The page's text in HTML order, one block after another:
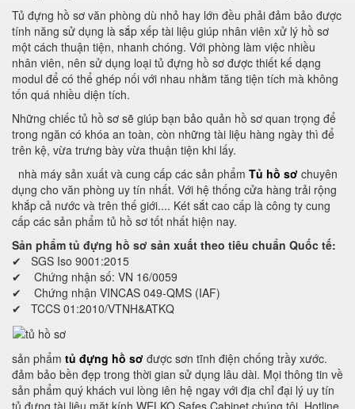
Tủ đựng hồ sơ văn phòng dù nhỏ hay lớn đều phải đảm bảo được
tính năng sử dụng là sắp xếp tài liệu giúp nhân viên xử lý hồ sơ
một cách thuận tiện, nhanh chóng. Với phòng làm việc nhiều
nhân viên, nên sử dụng loại tủ đựng hồ sơ được thiết kế dạng
modul để có thể ghép nối với nhau nhằm tăng tiện tích mà không
tốn quá nhiều diện tích.
Những chiếc tủ hồ sơ sẽ giúp bạn bảo quản hồ sơ quan trọng để
trong ngăn có khóa an toàn, còn những tài liệu hàng ngày thì để
trên kệ, vừa trưng bày vừa thuận tiện khi lấy.
nhà máy sản xuất và cung cấp các sản phẩm Tủ hồ sơ chuyên
dụng cho văn phòng uy tín nhất. Với hệ thống cửa hàng trải rộng
khắp cả nước và trên thế giới.... Két sắt cao cấp là công ty cung
cấp các sản phẩm tủ hồ sơ tốt nhất hiện nay.
Sản phẩm tủ đựng hồ sơ sản xuất theo tiêu chuẩn Quốc tế:
✔ SGS Iso 9001:2015
✔ Chứng nhận số: VN 16/0059
✔ Chứng nhận VINCAS 049-QMS (IAF)
✔ TCCS 01:2010/VTNH&ATKQ
sản phẩm tủ đựng hồ sơ được sơn tĩnh điện chống trầy xước.
đảm bảo bền đẹp trong thời gian sử dụng lâu dài. Mọi thông tin về
sản phẩm quý khách vui lòng iên hệ ngay với địa chỉ đại lý uy tín